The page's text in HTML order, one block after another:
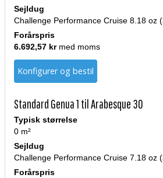
Sejldug
Challenge Performance Cruise 8.18 oz
Forårspris
6.692,57 krmed moms
Konfigurer og bestil
Standard Genua 1 til Arabesque 30
Typisk størrelse
0 m²
Sejldug
Challenge Performance Cruise 7.18 oz
Forårspris